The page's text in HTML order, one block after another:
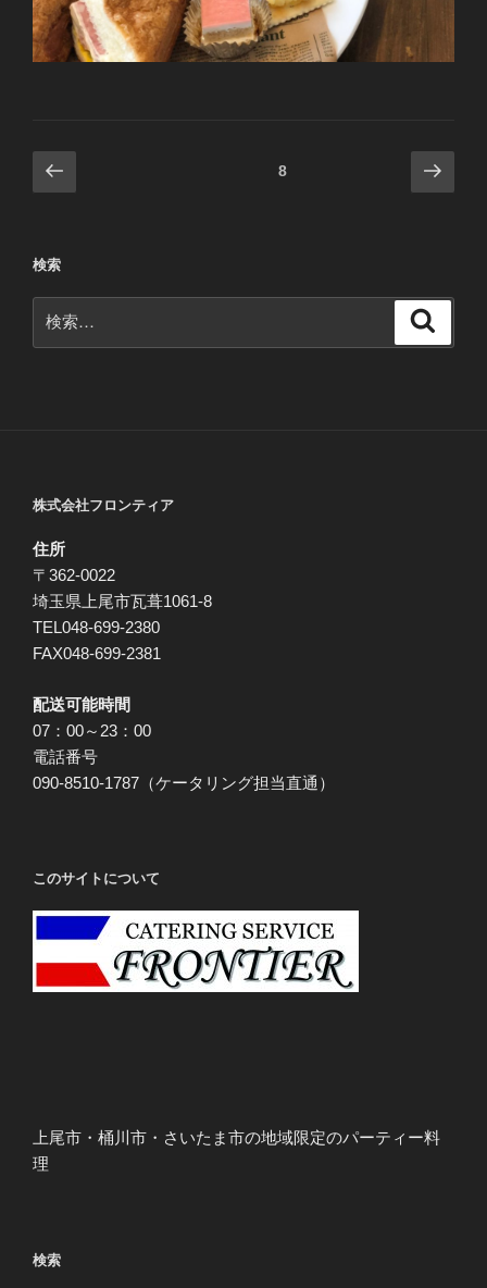
投
稿
ビ
ー
シ
前
の
固定ページ8
次
の
検索
索:
株式会社フロンティア
住所
〒362-0022
埼玉県上尾市瓦葺1061-8
TEL048-699-2380
FAX048-699-2381
配送可能時間
07：00～23：00
電話番号
090-8510-1787（ケータリング担当直通）
このサイトについて
上尾市・桶川市・さいたま市の地域限定のパーティー料
理
検索